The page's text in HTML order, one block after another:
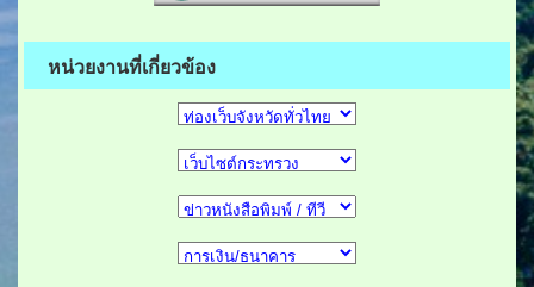
หน่วยงานที่เกี่ยวข้อง